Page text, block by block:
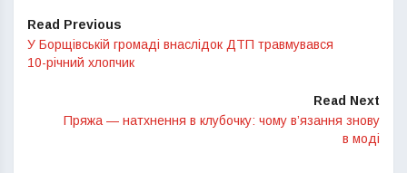
Read Previous
У Борщівській громаді внаслідок ДТП травмувався
10-річний хлопчик
Read Next
Пряжа — натхнення в клубочку: чому в’язання знову
в моді